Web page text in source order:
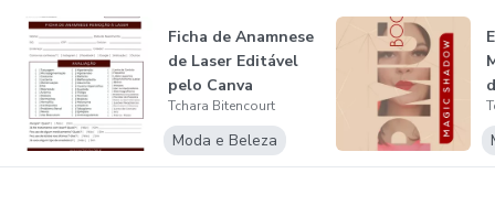
Ficha de Anamnese
de Laser Editável
pelo Canva
Tchara Bitencourt
Moda e Beleza